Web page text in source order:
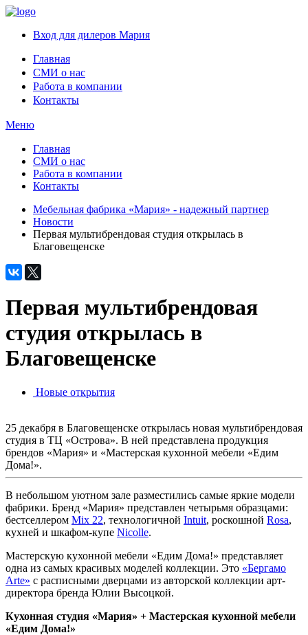
Вход для дилеров Мария
Главная
СМИ о нас
Работа в компании
Контакты
Меню
Главная
СМИ о нас
Работа в компании
Контакты
Мебельная фабрика «Мария» - надежный партнер
Новости
Первая мультибрендовая студия открылась в
Благовещенске
Первая мультибрендовая
студия открылась в
Благовещенске
Новые открытия
25 декабря в Благовещенске открылась новая мультибрендовая
студия в ТЦ «Острова». В ней представлена продукция
брендов «Мария» и «Мастерская кухонной мебели «Едим
Дома!».
В небольшом уютном зале разместились самые яркие модели
фабрики. Бренд «Мария» представлен четырьмя образцами:
бестселлером Mix 22, технологичной Intuit, роскошной Rosa,
кухней и шкафом-купе Nicolle.
Мастерскую кухонной мебели «Едим Дома!» представляет
одна из самых красивых моделей коллекции. Это «Бергамо
Arte» с расписными дверцами из авторской коллекции арт-
директора бренда Юлии Высоцкой.
Кухонная студия «Мария» + Мастерская кухонной мебели
«Едим Дома!»